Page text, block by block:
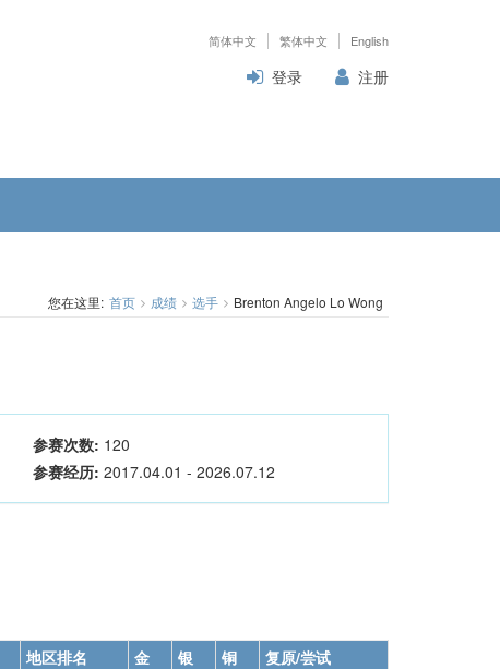
简体中文 繁体中文 English
登录 注册
您在这里: 首页 成绩 选手 Brenton Angelo Lo Wong
参赛次数: 120
参赛经历: 2017.04.01 - 2026.07.12
地区排名 金 银 铜
复原/尝试